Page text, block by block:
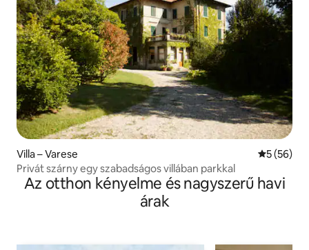
Villa – Varese Átlagos
5 (56)
Privát szárny egy szabadságos villában parkkal
Az otthon kényelme és nagyszerű havi
árak